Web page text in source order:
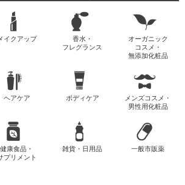
イクアップ
香水・
フレグランス
オーガニック
コスメ・
無添加化粧品
ヘアケア ボディケア
メンズコスメ・
男性用化粧品
健康食品・
プリメント
雑貨・日用品 一般市販薬